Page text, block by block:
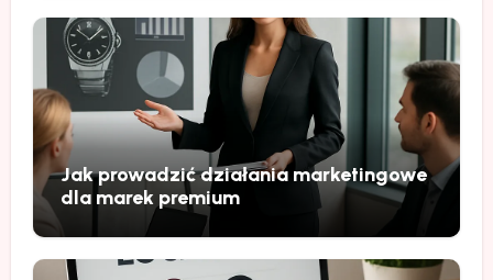
Jak prowadzić działania marketingowe
dla marek premium